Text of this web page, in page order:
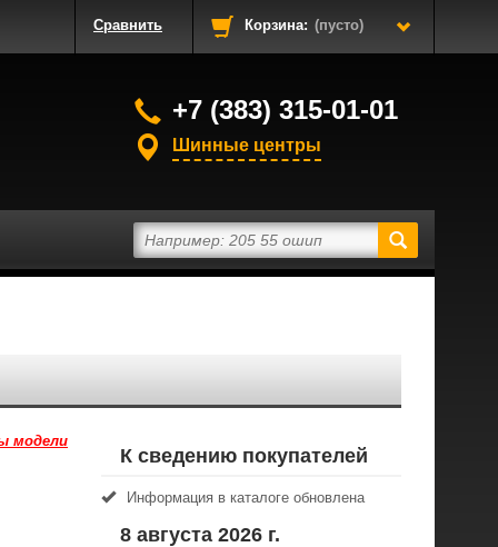
Сравнить Корзина: (пусто)
+7 (383) 315-01-01
Шинные центры
модели
К сведению покупателей
Информация в каталоге обновлена
8 августа 2026 г.